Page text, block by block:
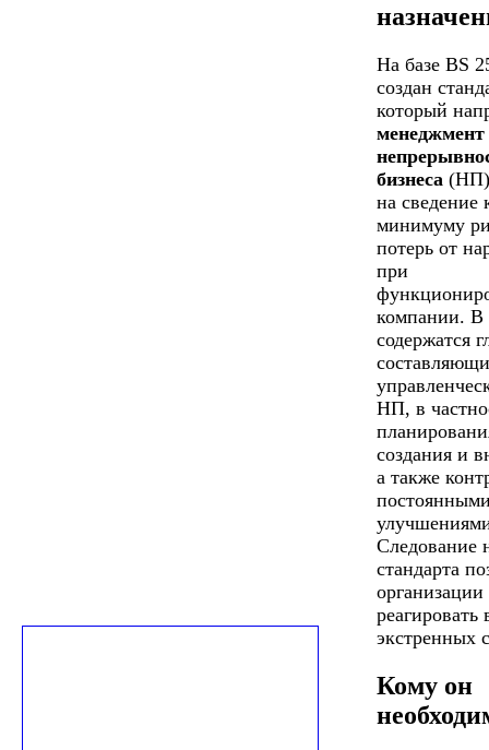
На базе BS
создан
который
менеджмент
бизнеса
на сведение
минимуму
потерь от
при
компании. В
содержатся
НП, в
создания и
а также
Следование
стандарта
организации
реагировать
экстренных
Кому он